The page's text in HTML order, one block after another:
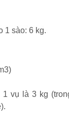
1 sào: 6 kg.
vụ là 3 kg